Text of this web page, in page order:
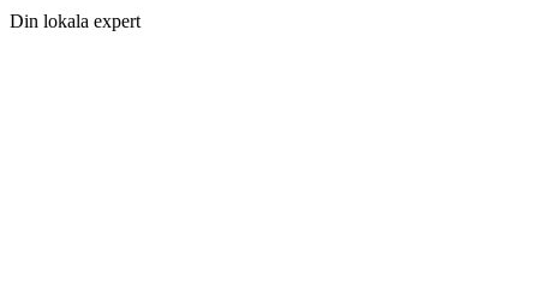
Din lokala expert